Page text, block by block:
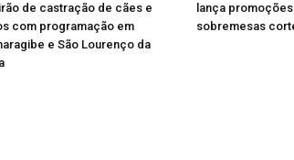
de castração de cães e
com programação em
e São Lourenço da
lança
sobremesas